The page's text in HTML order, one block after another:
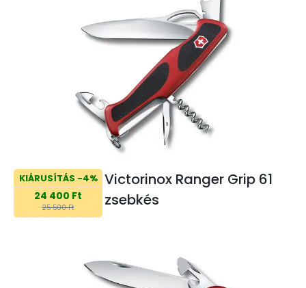
KIÁRUSÍTÁS -4%
24 400 Ft
25 500 Ft
Victorinox Ranger Grip 61
zsebkés